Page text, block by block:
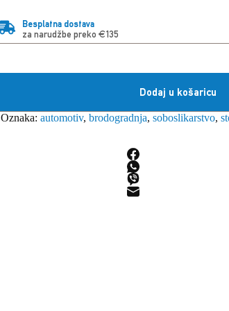
Besplatna dostava
za narudžbe preko €135
Dodaj u košaricu
Oznaka: automotiv, brodogradnja, soboslikarstvo,